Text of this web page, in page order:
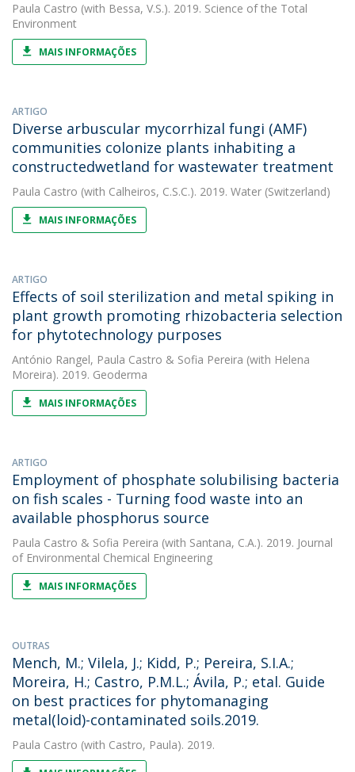
Paula Castro (with Bessa, V.S.). 2019. Science of the Total
Environment
MAIS INFORMAÇÕES
ARTIGO
Diverse arbuscular mycorrhizal fungi (AMF)
communities colonize plants inhabiting a
constructedwetland for wastewater treatment
Paula Castro (with Calheiros, C.S.C.). 2019. Water (Switzerland)
MAIS INFORMAÇÕES
ARTIGO
Effects of soil sterilization and metal spiking in
plant growth promoting rhizobacteria selection
for phytotechnology purposes
António Rangel, Paula Castro & Sofia Pereira (with Helena
Moreira). 2019. Geoderma
MAIS INFORMAÇÕES
ARTIGO
Employment of phosphate solubilising bacteria
on fish scales - Turning food waste into an
available phosphorus source
Paula Castro & Sofia Pereira (with Santana, C.A.). 2019. Journal
of Environmental Chemical Engineering
MAIS INFORMAÇÕES
OUTRAS
Mench, M.; Vilela, J.; Kidd, P.; Pereira, S.I.A.;
Moreira, H.; Castro, P.M.L.; Ávila, P.; etal. Guide
on best practices for phytomanaging
metal(loid)-contaminated soils.2019.
Paula Castro (with Castro, Paula). 2019.